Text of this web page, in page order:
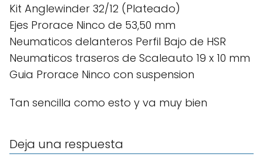
Kit Anglewinder 32/12 (Plateado)
Ejes Prorace Ninco de 53,50 mm
Neumaticos delanteros Perfil Bajo de HSR
Neumaticos traseros de Scaleauto 19 x 10 mm
Guia Prorace Ninco con suspension
Tan sencilla como esto y va muy bien
Deja una respuesta